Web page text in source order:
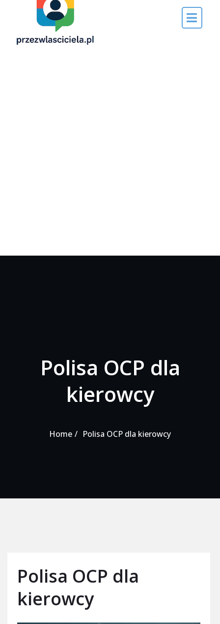
Polisa OCP dla
kierowcy
Home Polisa OCP dla kierowcy
Polisa OCP dla
kierowcy